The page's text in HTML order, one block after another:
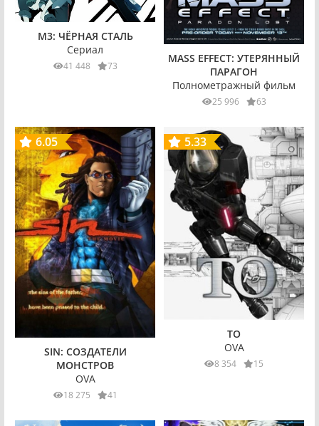
M3: ЧЁРНАЯ СТАЛЬ
Сериал
41 448 73
MASS EFFECT: УТЕРЯННЫЙ
ПАРАГОН
Полнометражный фильм
25 996 63
6.05
SIN: СОЗДАТЕЛИ
МОНСТРОВ
OVA
18 275 41
5.33
TO
OVA
8 354 15